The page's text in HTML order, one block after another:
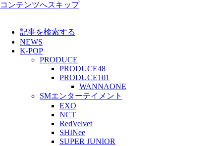
コンテンツへスキップ
記事を検索する
NEWS
K-POP
PRODUCE
PRODUCE48
PRODUCE101
WANNAONE
SMエンターテイメント
EXO
NCT
RedVelvet
SHINee
SUPER JUNIOR